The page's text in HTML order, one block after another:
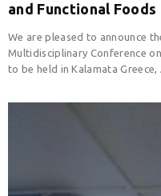
and Functional Foods
We are pleased to announce
Multidisciplinary Conference
to be held in Kalamata Greece,